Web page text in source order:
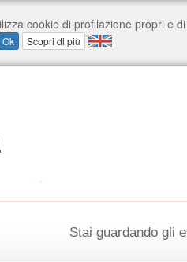
Stai guardando gli